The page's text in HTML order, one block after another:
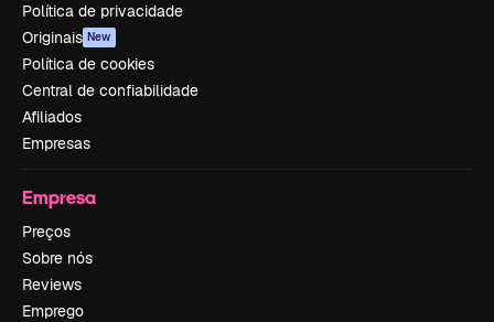
Política de privacidade
Originais New
Política de cookies
Central de confiabilidade
Afiliados
Empresas
Empresa
Preços
Sobre nós
Reviews
Emprego